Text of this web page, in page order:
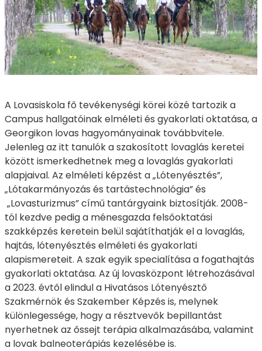
A Lovasiskola fő tevékenységi körei közé tartozik a
Campus hallgatóinak elméleti és gyakorlati oktatása, a
Georgikon lovas hagyományainak továbbvitele.
Jelenleg az itt tanulók a szakosított lovaglás keretei
között ismerkedhetnek meg a lovaglás gyakorlati
alapjaival. Az elméleti képzést a „Lótenyésztés”,
„Lótakarmányozás és tartástechnológia” és
„Lovasturizmus” című tantárgyaink biztosítják. 2008-
tól kezdve pedig a ménesgazda felsőoktatási
szakképzés keretein belül sajátíthatják el a lovaglás,
hajtás, lótenyésztés elméleti és gyakorlati
alapismereteit. A szak egyik specialítása a fogathajtás
gyakorlati oktatása. Az új lovasközpont létrehozásával
a 2023. évtől elindul a Hivatásos Lótenyésztő
Szakmérnök és Szakember Képzés is, melynek
különlegessége, hogy a résztvevők bepillantást
nyerhetnek az őssejt terápia alkalmazásába, valamint
a lovak balneoterápiás kezelésébe is.